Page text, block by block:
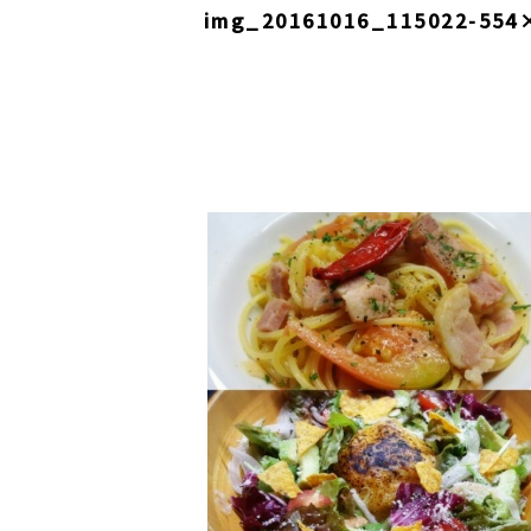
img_20161016_115022-